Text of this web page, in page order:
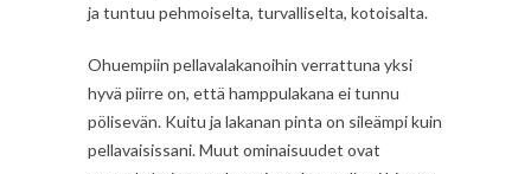
ja tuntuu pehmoiselta, turvalliselta, kotoisalta.
Ohuempiin pellavalakanoihin verrattuna yksi
hyvä piirre on, että hamppulakana ei tunnu
pölisevän. Kuitu ja lakanan pinta on sileämpi kuin
pellavaisissani. Muut ominaisuudet ovat